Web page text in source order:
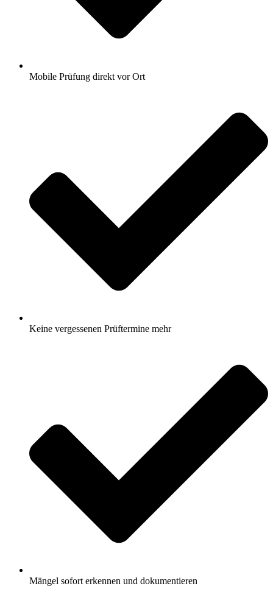
Mobile Prüfung direkt vor Ort
Keine vergessenen Prüftermine mehr
Mängel sofort erkennen und dokumentieren